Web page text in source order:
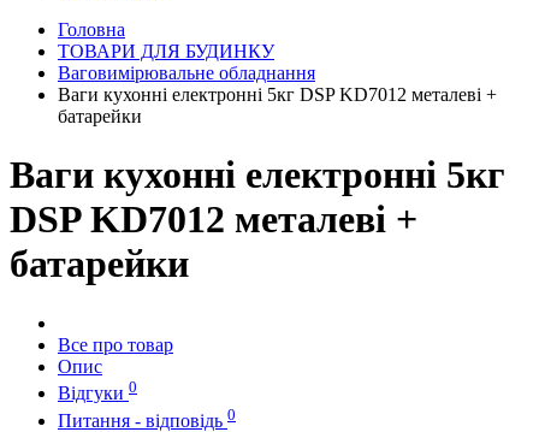
Головна
ТОВАРИ ДЛЯ БУДИНКУ
Ваговимірювальне обладнання
Ваги кухонні електронні 5кг DSP KD7012 металеві +
батарейки
Ваги кухонні електронні 5кг
DSP KD7012 металеві +
батарейки
Все про товар
Опис
Відгуки 0
Питання - відповідь 0